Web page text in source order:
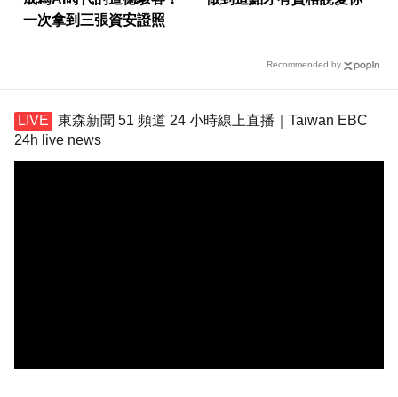
一次拿到三張資安證照
Recommended by
東森新聞 51 頻道 24 小時線上直播｜Taiwan EBC
24h live news